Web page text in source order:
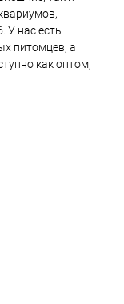
У нас есть
питомцев, а
как оптом,